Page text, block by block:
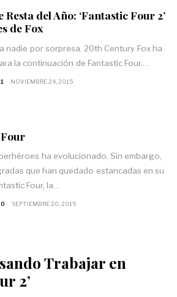
del Año: ‘Fantastic Four 2’
de Fox
nadie por sorpresa. 20th Century Fox ha
la continuación de Fantastic Four.…
1 NOVIEMBRE 24, 2015
ha evolucionado. Sin embargo,
que han quedado estancadas en su
Four, la…
0 SEPTIEMBRE 20, 2015
Trabajar en
2’